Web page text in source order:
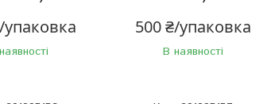
упаковка 500 ₴/упаковка
В наявності